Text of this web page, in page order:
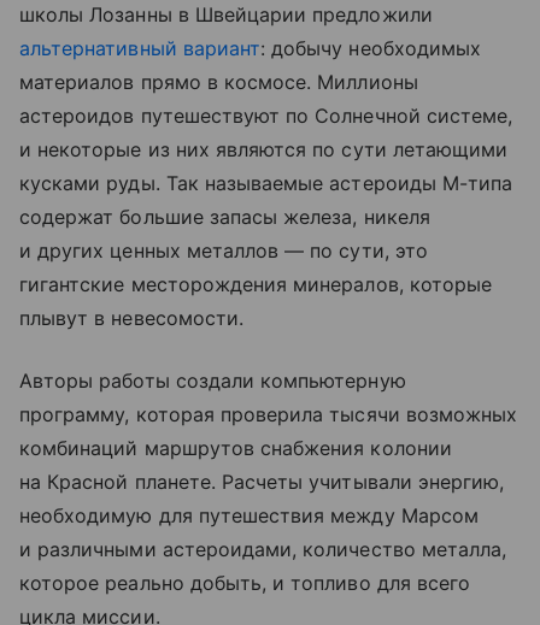
школы Лозанны в Швейцарии предложили
альтернативный вариант: добычу необходимых
материалов прямо в космосе. Миллионы
астероидов путешествуют по Солнечной системе,
и некоторые из них являются по сути летающими
кусками руды. Так называемые астероиды М-типа
содержат большие запасы железа, никеля
и других ценных металлов — по сути, это
гигантские месторождения минералов, которые
плывут в невесомости.
Авторы работы создали компьютерную
программу, которая проверила тысячи возможных
комбинаций маршрутов снабжения колонии
на Красной планете. Расчеты учитывали энергию,
необходимую для путешествия между Марсом
и различными астероидами, количество металла,
которое реально добыть, и топливо для всего
цикла миссии.